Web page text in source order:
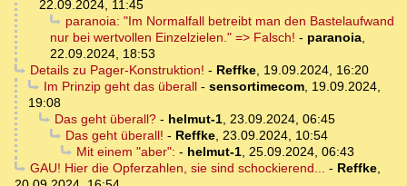
22.09.2024, 11:45
paranoia: "Im Normalfall betreibt man den Bastelaufwand
nur bei wertvollen Einzelzielen." => Falsch! - paranoia,
22.09.2024, 18:53
Details zu Pager-Konstruktion! - Reffke, 19.09.2024, 16:20
Im Prinzip geht das überall- sensortimecom, 19.09.2024,
19:08
Das geht überall?- helmut-1, 23.09.2024, 06:45
Das geht überall! - Reffke, 23.09.2024, 10:54
Mit einem "aber": - helmut-1, 25.09.2024, 06:43
GAU! Hier die Opferzahlen, sie sind schockierend... - Reffke,